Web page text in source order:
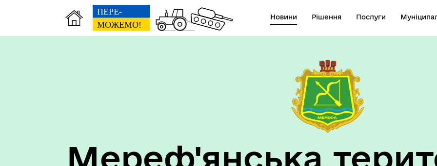
Новини Рішення Послуги
Мереф'янська